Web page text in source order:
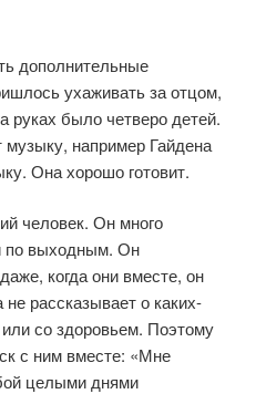
дополнительные
ухаживать за отцом,
руках было четверо детей.
например Гайдена
Она хорошо готовит.
человек. Он много
по выходным. Он
когда они вместе, он
рассказывает о каких-
со здоровьем. Поэтому
с ним вместе: «Мне
целыми днями